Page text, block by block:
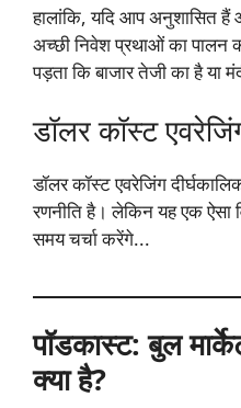
हालांकि, यदि आप अनुशासित हैं
अच्छी निवेश प्रथाओं का पालन
पड़ता कि बाजार तेजी का है या
डॉलर कॉस्ट
डॉलर कॉस्ट एवरेजिंग
रणनीति है। लेकिन यह एक ऐसा
समय चर्चा करेंगे...
पॉडकास्ट: बुल
क्या है?